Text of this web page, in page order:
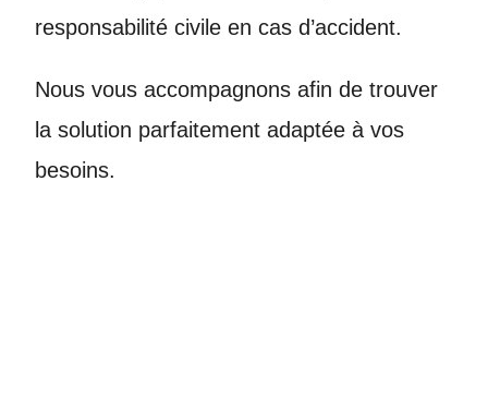
responsabilité civile en cas d’accident.
Nous vous accompagnons afin de trouver
la solution parfaitement adaptée à vos
besoins.